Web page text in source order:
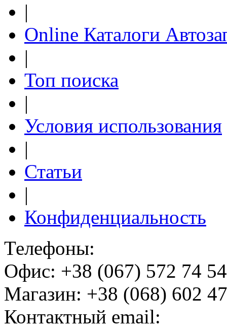
|
Online Каталоги
|
Топ поиска
|
Условия использования
|
Статьи
|
Конфиденциальность
Телефоны:
Офис: +38 (067) 572 74
Магазин: +38 (068) 602
Контактный email: